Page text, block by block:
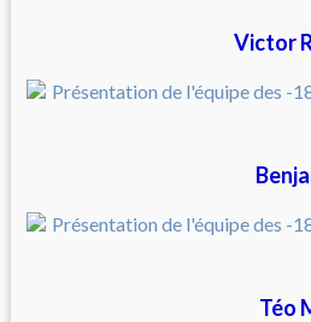
Victor
Téo